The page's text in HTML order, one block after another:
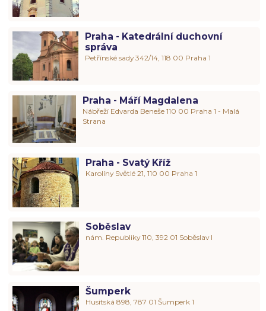
Praha - Katedrální duchovní
správa
Petřínské sady 342/14, 118 00 Praha 1
Praha - Máří Magdalena
Nábřeží Edvarda Beneše 110 00 Praha 1 - Malá
Strana
Praha - Svatý Kříž
Karolíny Světlé 21, 110 00 Praha 1
Soběslav
nám. Republiky 110, 392 01 Soběslav I
Šumperk
Husitská 898, 787 01 Šumperk 1